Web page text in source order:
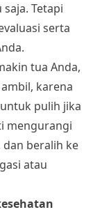
Tetapi
serta
tua Anda,
karena
pulih jika
mengurangi
beralih ke
atau